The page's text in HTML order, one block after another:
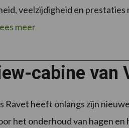
veelzijdigheid en
meer
cabine van
Ravet heeft onlangs zijn
het onderhoud van hagen en